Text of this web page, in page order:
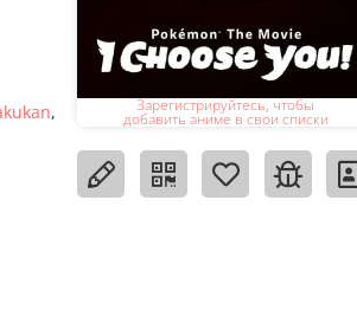
Зарегистрируйтесь, чтобы
добавить аниме в свои списки